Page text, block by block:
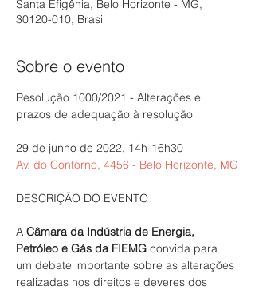
Santa Efigênia, Belo Horizonte - MG,
30120-010, Brasil
Sobre o evento
Resolução 1000/2021 - Alterações e
29 de junho de 2022, 14h-16h30
Av. do Contorno, 4456 - Belo Horizonte, MG
A Câmara da Indústria de Energia,
Petróleo e Gás da FIEMG convida para
um debate importante sobre as alterações
realizadas nos direitos e deveres dos